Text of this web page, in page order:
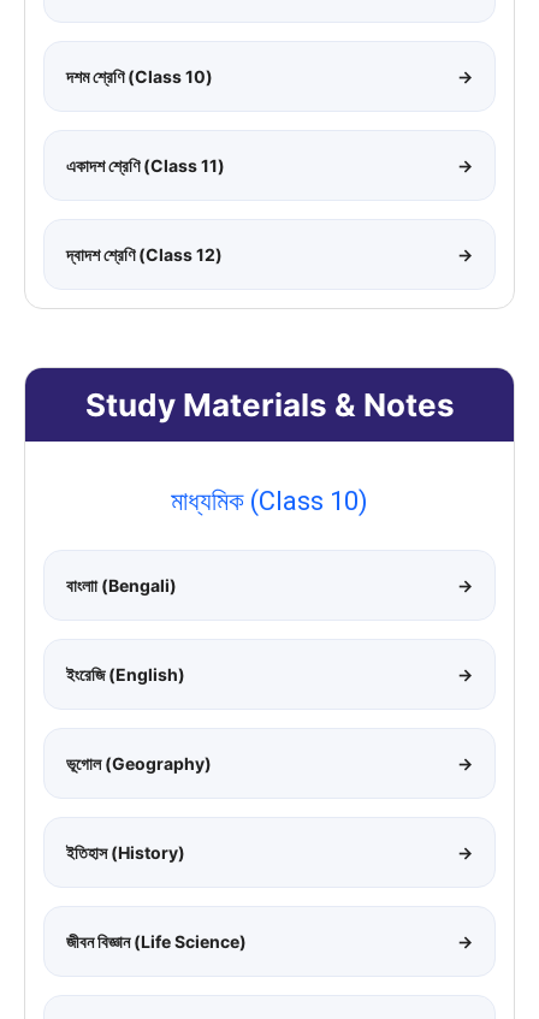
দশম শ্রেণি (Class 10) →
একাদশ শ্রেণি (Class 11) →
দ্বাদশ শ্রেণি (Class 12) →
Study Materials & Notes
মাধ্যমিক (Class 10)
বাংলাা (Bengali) →
ইংরেজি (English) →
ভূগোল (Geography) →
ইতিহাস (History) →
জীবন বিজ্ঞান (Life Science) →